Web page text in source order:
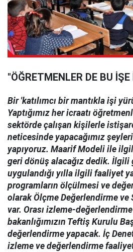
"ÖĞRETMENLER DE BU
Bir 'katılımcı bir mantıkla işi
Yaptığımız her icraatı
sektörde çalışan kişilerle
neticesinde yapacağımız
yapıyoruz. Maarif Modeli ile
geri dönüş alacağız dedik. İlgili
uygulandığı yılla ilgili faaliyet
programların ölçülmesi ve
olarak Ölçme Değerlendirme ve
var. Orası izleme-
bakanlığımızın Teftiş Kurulu
değerlendirme yapacak. İç
izleme ve değerlendirme